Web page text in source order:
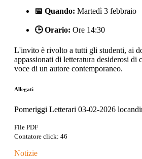
📅 Quando: Martedì 3 febbraio
🕒 Orario: Ore 14:30
L'invito è rivolto a tutti gli studenti, ai
appassionati di letteratura desiderosi di
voce di un autore contemporaneo.
Allegati
Pomeriggi Letterari 03-02-2026
File PDF
Contatore click: 46
Notizie